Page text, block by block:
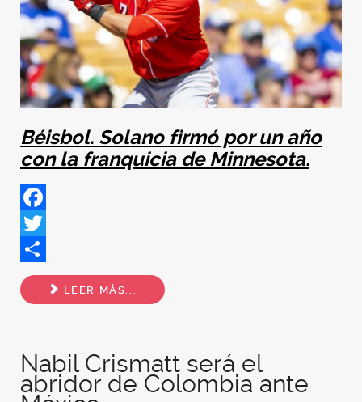
Béisbol. Solano firmó por un año
con la franquicia de Minnesota.
Facebook
Twitter
Share
LEER MÁS...
Nabil Crismatt será el
abridor de Colombia ante